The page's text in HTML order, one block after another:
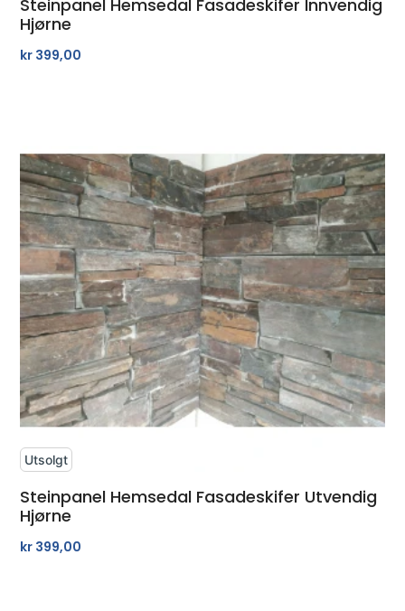
Steinpanel Hemsedal Fasadeskifer Innvendig
Hjørne
kr 399,00
Steinpanel Hemsedal Fasadeskifer Utvendig
Hjørne
kr 399,00
Utsolgt